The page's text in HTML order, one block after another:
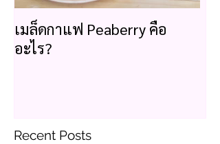
เมล็ดกาแฟ Peaberry คือ
อะไร?
Recent Posts